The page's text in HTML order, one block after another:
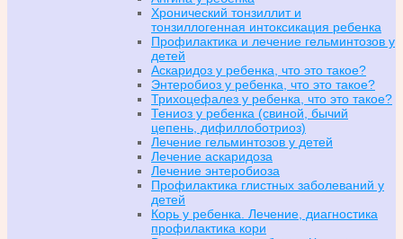
Хронический тонзиллит и
тонзиллогенная интоксикация ребенка
Профилактика и лечение гельминтозов у
детей
Аскаридоз у ребенка, что это такое?
Энтеробиоз у ребенка, что это такое?
Трихоцефалез у ребенка, что это такое?
Тениоз у ребенка (свиной, бычий
цепень, дифиллоботриоз)
Лечение гельминтозов у детей
Лечение аскаридоза
Лечение энтеробиоза
Профилактика глистных заболеваний у
детей
Корь у ребенка. Лечение, диагностика
профилактика кори